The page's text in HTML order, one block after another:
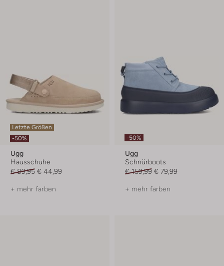
Letzte Größen
-50%
Ugg
Hausschuhe
€ 89,95 € 44,99
+ mehr farben
-50%
Ugg
Schnürboots
€ 159,99 € 79,99
+ mehr farben